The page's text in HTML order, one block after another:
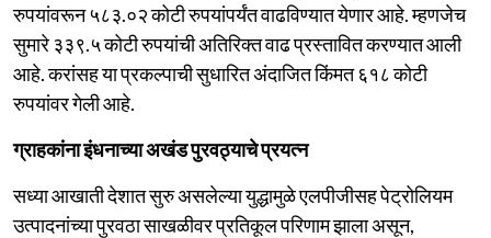
रुपयांवरून ५८३.०२ कोटी रुपयांपर्यंत वाढविण्यात येणार आहे. म्हणजेच
सुमारे ३३९.५ कोटी रुपयांची अतिरिक्त वाढ प्रस्तावित करण्यात आली
आहे. करांसह या प्रकल्पाची सुधारित अंदाजित किंमत ६१८ कोटी
रुपयांवर गेली आहे.
ग्राहकांना इंधनाच्या अखंड पुरवठ्याचे प्रयत्न
सध्या आखाती देशात सुरु असलेल्या युद्धामुळे एलपीजीसह पेट्रोलियम
उत्पादनांच्या पुरवठा साखळीवर प्रतिकूल परिणाम झाला असून,